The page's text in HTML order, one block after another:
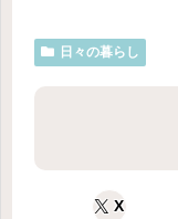
日々の暮らし
X